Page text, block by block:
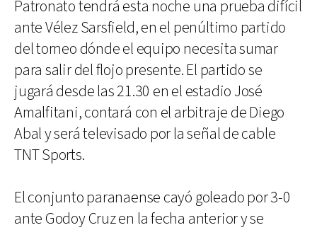
Patronato tendrá esta noche una prueba difícil
ante Vélez Sarsfield, en el penúltimo partido
del torneo dónde el equipo necesita sumar
para salir del flojo presente. El partido se
jugará desde las 21.30 en el estadio José
Amalfitani, contará con el arbitraje de Diego
Abal y será televisado por la señal de cable
TNT Sports.
El conjunto paranaense cayó goleado por 3-0
ante Godoy Cruz en la fecha anterior y se